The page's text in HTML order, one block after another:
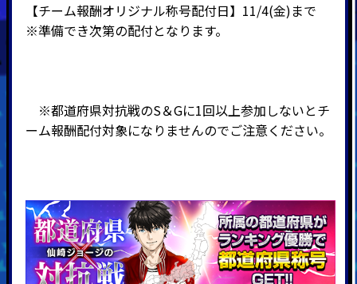
【チーム報酬オリジナル称号配付日】11/4(金)まで
※準備でき次第の配付となります。
※都道府県対抗戦のS＆Gに1回以上参加しないとチ
ーム報酬配付対象になりませんのでご注意ください。